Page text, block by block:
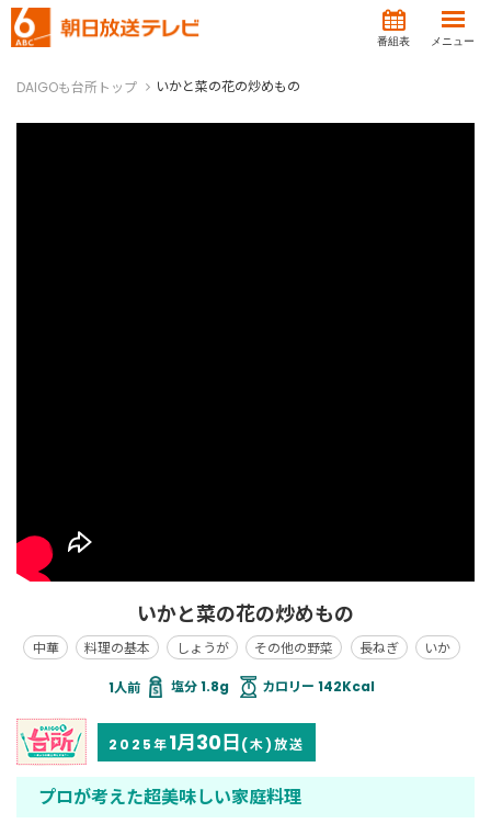
番組表 メニュー
DAIGOも台所トップ いかと菜の花の炒めもの
いかと菜の花の炒めもの
中華 料理の基本 しょうが その他の野菜 長ねぎ いか
塩分 1.8g カロリー 142Kcal
2025年1月30日(木)放送
プロが考えた超美味しい家庭料理